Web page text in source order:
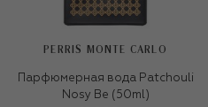
PERRIS MONTE CARLO
Парфюмерная вода Patchouli
Nosy Be (50ml)